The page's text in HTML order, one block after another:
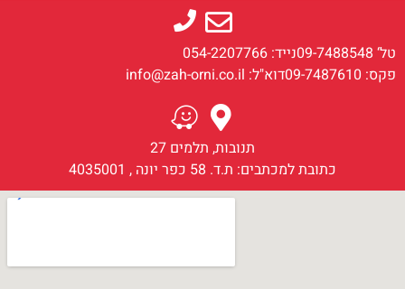
טל‘ 09-7488548
נייד: 054-2207766
פקס: 09-7487610
דוא"ל: info@zah-orni.co.il
תנובות, תלמים 27
כתובת למכתבים: ת.ד. 58 כפר יונה , 4035001